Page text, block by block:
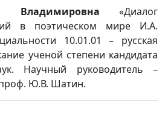
Владимировна «Диалог
в поэтическом мире И.А.
10.01.01 – русская
ученой степени кандидата
Научный руководитель –
Ю.В. Шатин.